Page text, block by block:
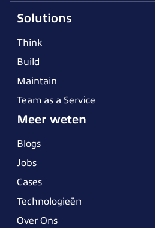
Solutions
Think
Build
Maintain
Team as a Service
Meer weten
Blogs
Jobs
Cases
Technologieën
Over Ons